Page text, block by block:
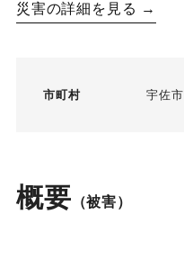
災害の詳細を見る →
市町村 宇佐市
概要 （被害）